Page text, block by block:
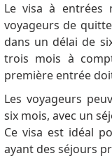
Le visa à entrées
voyageurs de
dans un délai de
trois mois à
première entrée
Les voyageurs
six mois, avec un
Ce visa est idéal
ayant des séjours